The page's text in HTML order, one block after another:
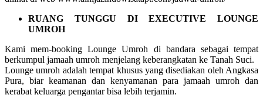
RUANG TUNGGU DI EXECUTIVE LOUNGE
UMROH
Kami mem-booking Lounge Umroh di bandara sebagai tempat
berkumpul jamaah umroh menjelang keberangkatan ke Tanah Suci.
Lounge umroh adalah tempat khusus yang disediakan oleh Angkasa
Pura, biar keamanan dan kenyamanan para jamaah umroh dan
kerabat keluarga pengantar bisa lebih terjamin.